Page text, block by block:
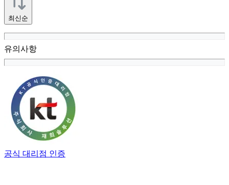
최신순
유의사항
공식 대리점 인증